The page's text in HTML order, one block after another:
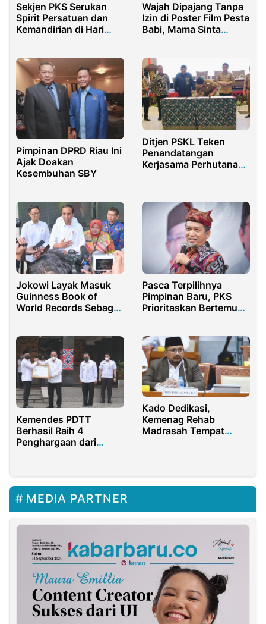
Sekjen PKS Serukan
Spirit Persatuan dan
Kemandirian di Hari
Wajah Dipajang Tanpa
Izin di Poster Film Pesta
Babi, Mama Sinta
Pimpinan DPRD Riau Ini
Ajak Doakan
Kesembuhan SBY
Ditjen PSKL Teken
Penandatangan
Kerjasama Perhutanan
Jokowi Layak Masuk
Guinness Book of
World Records Sebagai
Pasca Terpilihnya
Pimpinan Baru, PKS
Prioritaskan Bertemu
Kemendes PDTT
Berhasil Raih 4
Penghargaan dari
Kado Dedikasi,
Kemenag Rehab
Madrasah Tempat
MEDIA PARTNER